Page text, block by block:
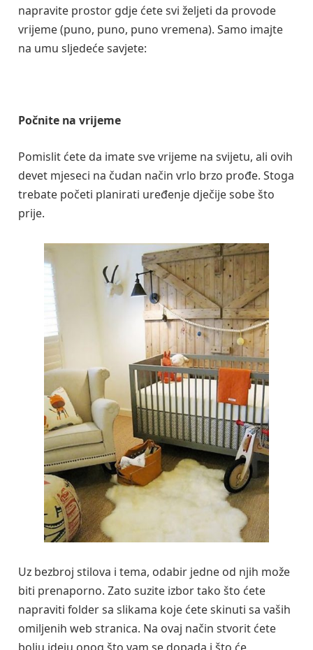
napravite prostor gdje ćete svi željeti da provode
vrijeme (puno, puno, puno vremena). Samo imajte
na umu sljedeće savjete:
Počnite na vrijeme
Pomislit ćete da imate sve vrijeme na svijetu, ali ovih
devet mjeseci na čudan način vrlo brzo prođe. Stoga
trebate početi planirati uređenje dječije sobe što
prije.
Uz bezbroj stilova i tema, odabir jedne od njih može
biti prenaporno. Zato suzite izbor tako što ćete
napraviti folder sa slikama koje ćete skinuti sa vaših
omiljenih web stranica. Na ovaj način stvorit ćete